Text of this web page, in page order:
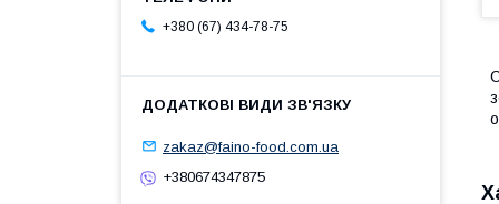
+380 (67) 434-78-75
zakaz@faino-food.com.ua
+380674347875